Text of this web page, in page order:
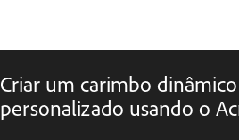
Criar um carimbo dinâmico
personalizado usando o